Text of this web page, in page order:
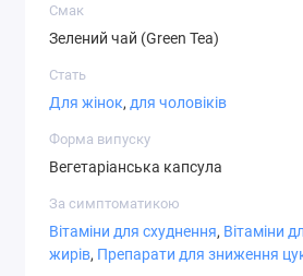
Зберігати у флаконі.
Після розтину зберігати в
Попередження: тільки для
/ годування грудьми, прийому ліків
захворювань, що включають
печінки. Зберігати в недоступному
склад
Смак
Зелений чай (Green Tea)
Стать
Для жінок, для чоловіків
Форма випуску
Вегетаріанська капсула
За симптоматикою
Вітаміни для схуднення, Вітаміни
жирів, Препарати для зниження